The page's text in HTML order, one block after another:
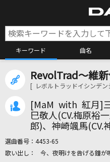
キーワード 曲名
カラ
カラオ
RevolTrad～維
[ レボルトラッドイシンデン
[MaM with 紅月]
巳敬人(CV.梅原裕
郎)、神崎颯馬(CV.
選曲番号： 4453-65
今、夜明けを告げる鐘が